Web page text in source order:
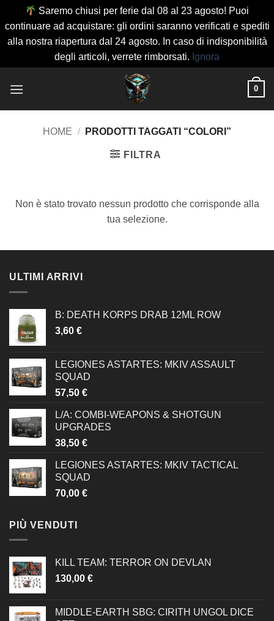
Saremo chiusi per ferie dal 08 al 23 agosto! Puoi
continuare ad acquistare: gli ordini saranno verificati e spediti
alla nostra riapertura dal 24 agosto. In caso di indisponibilità
degli articoli, verrete rimborsati. Ignora
0
HOME / PRODOTTI TAGGATI “COLORI”
FILTRA
Non è stato trovato nessun prodotto che corrisponde alla
tua selezione.
ULTIMI ARRIVI
B: DEATH KORPS DRAB 12ML ROW
3,60 €
LEGIONES ASTARTES: MKIV ASSAULT
SQUAD
57,50 €
L/A: COMBI-WEAPONS & SHOTGUN
UPGRADES
38,50 €
LEGIONES ASTARTES: MKIV TACTICAL
SQUAD
70,00 €
PIÙ VENDUTI
KILL TEAM: TERROR ON DEVLAN
130,00 €
MIDDLE-EARTH SBG: CIRITH UNGOL DICE